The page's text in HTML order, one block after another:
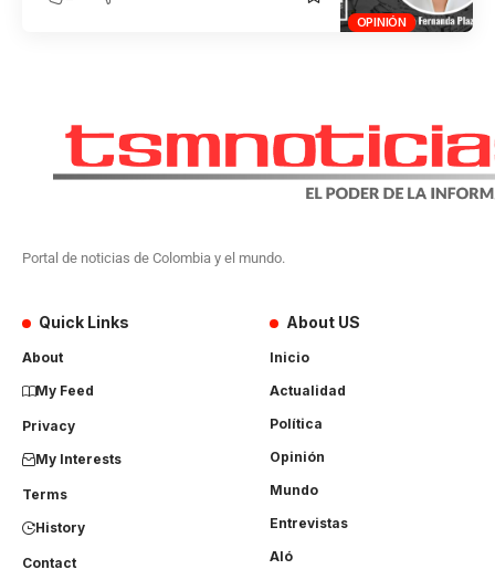
OPINIÓN
Portal de noticias de Colombia y el mundo.
Quick Links
About
My Feed
Privacy
My Interests
Terms
History
Contact
About US
Inicio
Actualidad
Política
Opinión
Mundo
Entrevistas
Aló